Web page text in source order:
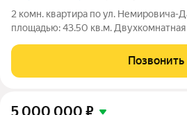
2 комн. квартира по ул. Немировича-
площадью: 43.50 кв.м.
квартиру. Кухня-гостиная S21.8 кв.м.,
выходят в уютный,
Позвонить
5 000 000 ₽